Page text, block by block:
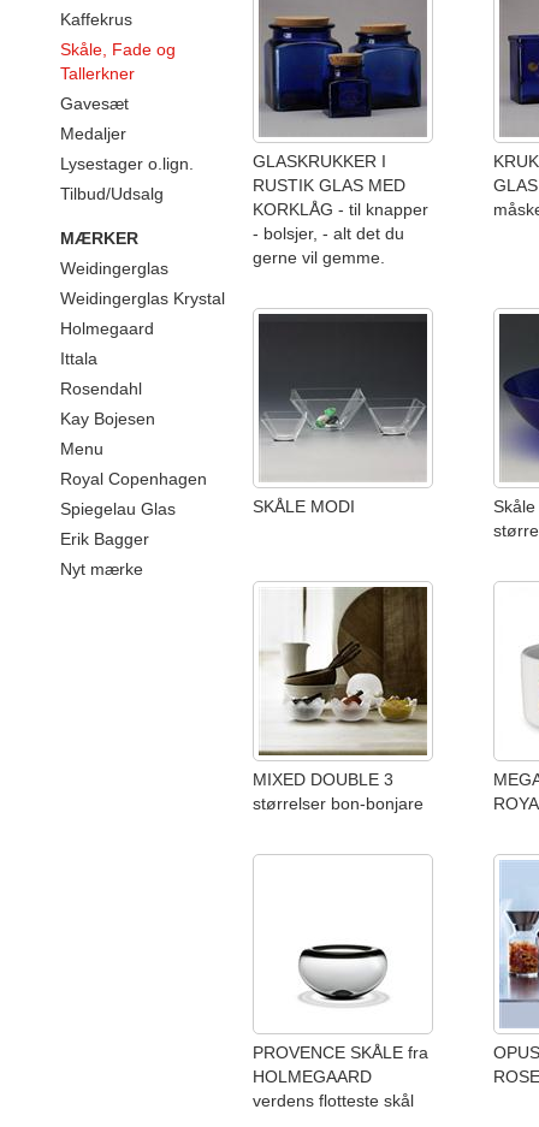
Kaffekrus
Skåle, Fade og
Tallerkner
Gavesæt
Medaljer
Lysestager o.lign.
Tilbud/Udsalg
MÆRKER
Weidingerglas
Weidingerglas Krystal
Holmegaard
Ittala
Rosendahl
Kay Bojesen
Menu
Royal Copenhagen
Spiegelau Glas
Erik Bagger
Nyt mærke
GLASKRUKKER I
RUSTIK GLAS MED
KORKLÅG - til knapper
- bolsjer, - alt det du
gerne vil gemme.
SKÅLE MODI
Skåle
MIXED DOUBLE 3
størrelser bon-bonjare
PROVENCE SKÅLE fra
HOLMEGAARD
verdens flotteste skål